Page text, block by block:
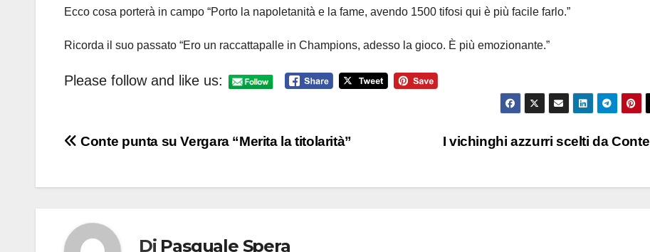
Ecco cosa porterà in campo “Porto la napoletanità e la fame, avendo 1500 tifosi qui è più facile farlo.”
Ricorda il suo passato “Ero un raccattapalle in Champions, adesso la gioco. È più emozionante.”
Please follow and like us:
Navigazione
I vichinghi azzurri scelti da Conte
Conte punta su Vergara “Merita la titolarità”
Di Pasquale Spera